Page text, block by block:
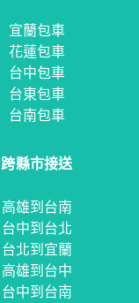
宜蘭包車
花蓮包車
台中包車
台東包車
台南包車
跨縣市接送
高雄到台南
台中到台北
台北到宜蘭
高雄到台中
台中到台南